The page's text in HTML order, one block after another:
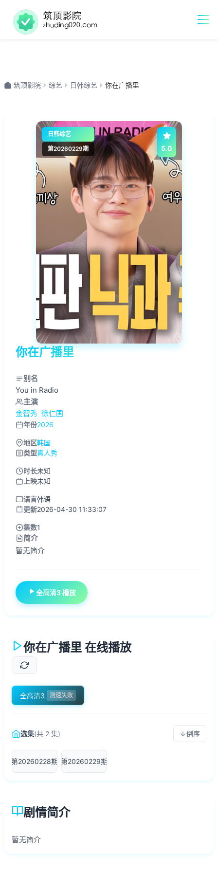
筑顶影院 综艺 日韩综艺 你在广播里
日韩综艺
第20260229期
5.0
你在广播里
别名
You in Radio
主演
金智秀 徐仁国
年份2026
地区韩国
类型真人秀
时长未知
上映未知
语言韩语
更新2026-04-30 11:33:07
集数1
简介
暂无简介
全高清3 播放
你在广播里 在线播放
全高清3 测速失败
选集(共 2 集) 倒序
第20260228期 第20260229期
剧情简介
暂无简介